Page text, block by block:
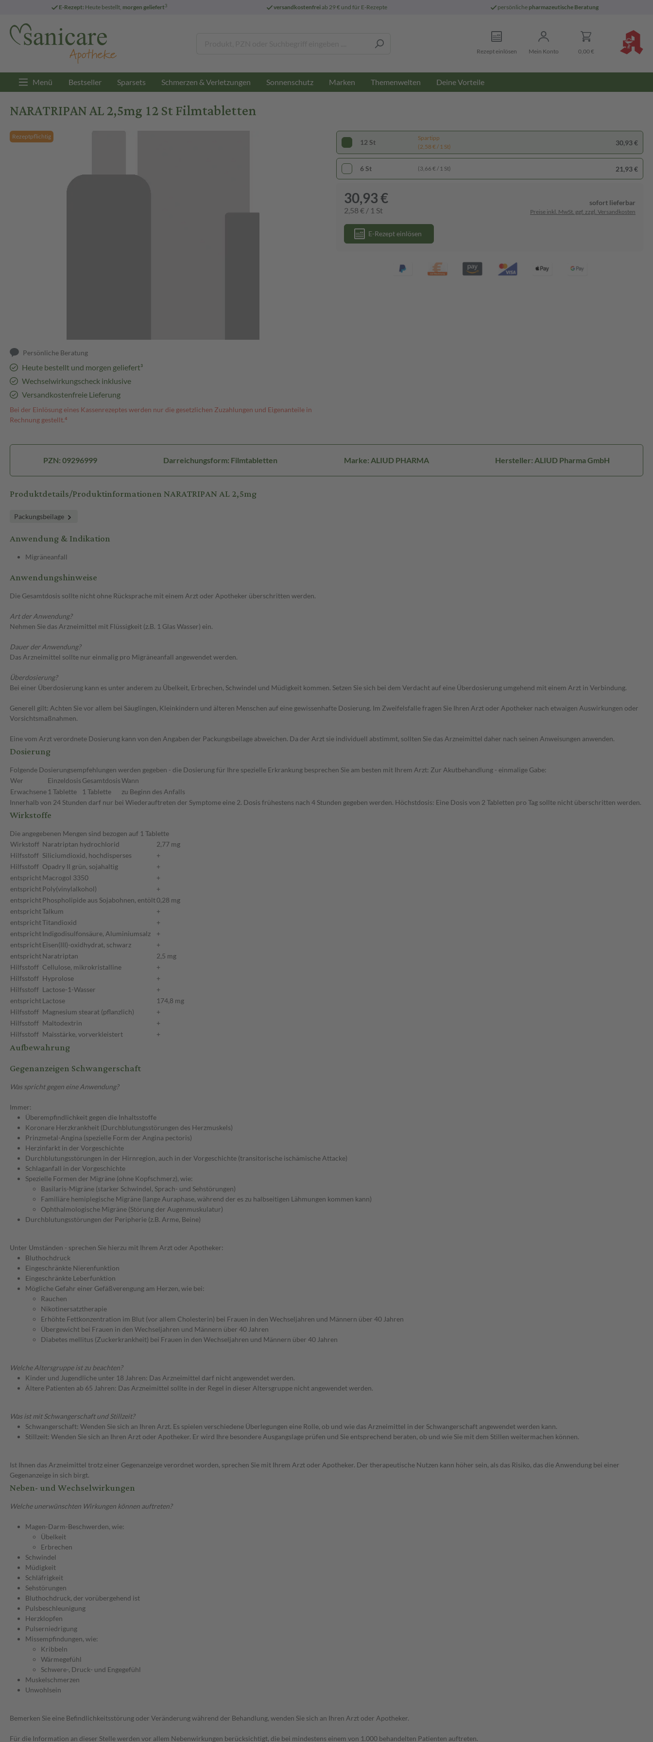
E-Rezept: Heute bestellt, morgen geliefert3 versandkostenfreiab 29 € und für E-Rezepte persönliche pharmazeutische Beratung
Rezept einlösen Mein Konto 0,00 €
Menü Bestseller Sparsets Schmerzen & Verletzungen Sonnenschutz Marken Themenwelten Deine Vorteile
NARATRIPAN AL 2,5mg 12 St Filmtabletten
Rezeptpflichtig
Persönliche Beratung
Heute bestellt und morgen geliefert³
Wechselwirkungscheck inklusive
Versandkostenfreie Lieferung
Bei der Einlösung eines Kassenrezeptes werden nur die gesetzlichen Zuzahlungen und Eigenanteile in
Rechnung gestellt.⁴
12 St
Spartipp
(2,58 € / 1 St)
30,93 €
6 St (3,66 € / 1 St) 21,93 €
30,93 €
2,58 € / 1 St
sofort lieferbar
Preise inkl. MwSt. ggf. zzgl. Versandkosten
E-Rezept einlösen
PZN: 09296999 Darreichungsform: Filmtabletten Marke: ALIUD PHARMA Hersteller: ALIUD Pharma GmbH
Produktdetails/Produktinformationen NARATRIPAN AL 2,5mg
Packungsbeilage
Anwendung & Indikation
Migräneanfall
Anwendungshinweise
Die Gesamtdosis sollte nicht ohne Rücksprache mit einem Arzt oder Apotheker überschritten werden.
Art der Anwendung?
Nehmen Sie das Arzneimittel mit Flüssigkeit (z.B. 1 Glas Wasser) ein.
Dauer der Anwendung?
Das Arzneimittel sollte nur einmalig pro Migräneanfall angewendet werden.
Überdosierung?
Bei einer Überdosierung kann es unter anderem zu Übelkeit, Erbrechen, Schwindel und Müdigkeit kommen. Setzen Sie sich bei dem Verdacht auf eine Überdosierung umgehend mit einem Arzt in Verbindung.
Generell gilt: Achten Sie vor allem bei Säuglingen, Kleinkindern und älteren Menschen auf eine gewissenhafte Dosierung. Im Zweifelsfalle fragen Sie Ihren Arzt oder Apotheker nach etwaigen Auswirkungen oder
Vorsichtsmaßnahmen.
Eine vom Arzt verordnete Dosierung kann von den Angaben der Packungsbeilage abweichen. Da der Arzt sie individuell abstimmt, sollten Sie das Arzneimittel daher nach seinen Anweisungen anwenden.
Dosierung
Folgende Dosierungsempfehlungen werden gegeben - die Dosierung für Ihre spezielle Erkrankung besprechen Sie am besten mit Ihrem Arzt: Zur Akutbehandlung - einmalige Gabe:
Wer
Einzeldosis GesamtdosisWann
Erwachsene 1 Tablette 1 Tablette
zu Beginn des Anfalls
Innerhalb von 24 Stunden darf nur bei Wiederauftreten der Symptome eine 2. Dosis frühestens nach 4 Stunden gegeben werden. Höchstdosis: Eine Dosis von 2 Tabletten pro Tag sollte nicht überschritten werden.
Wirkstoffe
Die angegebenen Mengen sind bezogen auf 1 Tablette
Wirkstoff Naratriptan hydrochlorid
2,77 mg
Hilfsstoff Siliciumdioxid, hochdisperses
+
Hilfsstoff Opadry II grün, sojahaltig
+
entsprichtMacrogol 3350
+
entsprichtPoly(vinylalkohol)
+
entsprichtPhospholipide aus Sojabohnen, entölt0,28 mg
entsprichtTalkum
+
entsprichtTitandioxid
+
entsprichtIndigodisulfonsäure, Aluminiumsalz
+
entsprichtEisen(III)-oxidhydrat, schwarz
+
entsprichtNaratriptan
2,5 mg
Hilfsstoff Cellulose, mikrokristalline
+
Hilfsstoff Hyprolose
+
Hilfsstoff Lactose-1-Wasser
+
entsprichtLactose
174,8 mg
Hilfsstoff Magnesium stearat (pflanzlich)
+
Hilfsstoff Maltodextrin
+
Hilfsstoff Maisstärke, vorverkleistert +
Aufbewahrung
Gegenanzeigen Schwangerschaft
Was spricht gegen eine Anwendung?
Immer:
Überempfindlichkeit gegen die Inhaltsstoffe
Koronare Herzkrankheit (Durchblutungsstörungen des Herzmuskels)
Prinzmetal-Angina (spezielle Form der Angina pectoris)
Herzinfarkt in der Vorgeschichte
Durchblutungsstörungen in der Hirnregion, auch in der Vorgeschichte (transitorische ischämische Attacke)
Schlaganfall in der Vorgeschichte
Spezielle Formen der Migräne (ohne Kopfschmerz), wie:
Basilaris-Migräne (starker Schwindel, Sprach- und Sehstörungen)
Familiäre hemiplegische Migräne (lange Auraphase, während der es zu halbseitigen Lähmungen kommen kann)
Ophthalmologische Migräne (Störung der Augenmuskulatur)
Durchblutungsstörungen der Peripherie (z.B. Arme, Beine)
Unter Umständen - sprechen Sie hierzu mit Ihrem Arzt oder Apotheker:
Bluthochdruck
Eingeschränkte Nierenfunktion
Eingeschränkte Leberfunktion
Mögliche Gefahr einer Gefäßverengung am Herzen, wie bei:
Rauchen
Nikotinersatztherapie
Erhöhte Fettkonzentration im Blut (vor allem Cholesterin) bei Frauen in den Wechseljahren und Männern über 40 Jahren
Übergewicht bei Frauen in den Wechseljahren und Männern über 40 Jahren
Diabetes mellitus (Zuckerkrankheit) bei Frauen in den Wechseljahren und Männern über 40 Jahren
Welche Altersgruppe ist zu beachten?
Kinder und Jugendliche unter 18 Jahren: Das Arzneimittel darf nicht angewendet werden.
Ältere Patienten ab 65 Jahren: Das Arzneimittel sollte in der Regel in dieser Altersgruppe nicht angewendet werden.
Was ist mit Schwangerschaft und Stillzeit?
Schwangerschaft: Wenden Sie sich an Ihren Arzt. Es spielen verschiedene Überlegungen eine Rolle, ob und wie das Arzneimittel in der Schwangerschaft angewendet werden kann.
Stillzeit: Wenden Sie sich an Ihren Arzt oder Apotheker. Er wird Ihre besondere Ausgangslage prüfen und Sie entsprechend beraten, ob und wie Sie mit dem Stillen weitermachen können.
Ist Ihnen das Arzneimittel trotz einer Gegenanzeige verordnet worden, sprechen Sie mit Ihrem Arzt oder Apotheker. Der therapeutische Nutzen kann höher sein, als das Risiko, das die Anwendung bei einer
Gegenanzeige in sich birgt.
Neben- und Wechselwirkungen
Welche unerwünschten Wirkungen können auftreten?
Magen-Darm-Beschwerden, wie:
Übelkeit
Erbrechen
Schwindel
Müdigkeit
Schläfrigkeit
Sehstörungen
Bluthochdruck, der vorübergehend ist
Pulsbeschleunigung
Herzklopfen
Pulserniedrigung
Missempfindungen, wie:
Kribbeln
Wärmegefühl
Schwere-, Druck- und Engegefühl
Muskelschmerzen
Unwohlsein
Bemerken Sie eine Befindlichkeitsstörung oder Veränderung während der Behandlung, wenden Sie sich an Ihren Arzt oder Apotheker.
Für die Information an dieser Stelle werden vor allem Nebenwirkungen berücksichtigt, die bei mindestens einem von 1.000 behandelten Patienten auftreten.